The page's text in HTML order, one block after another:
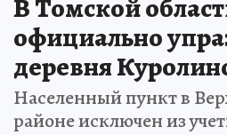
В Томской
официально
деревня
Населенный пункт в
районе исключен из